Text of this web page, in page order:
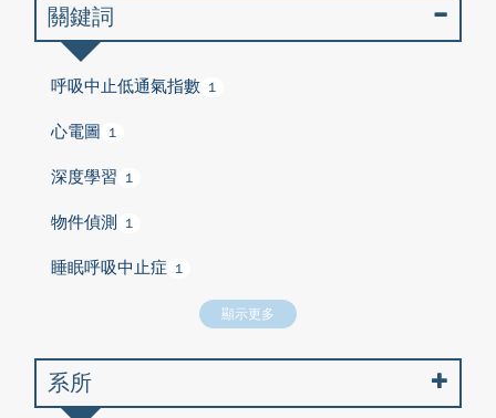
關鍵詞
呼吸中止低通氣指數 1
心電圖 1
深度學習 1
物件偵測 1
睡眠呼吸中止症 1
顯示更多
系所